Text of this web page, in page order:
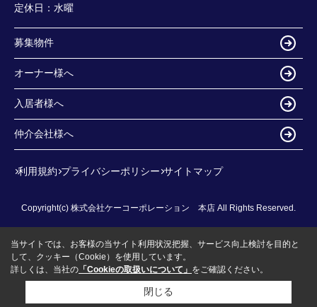
定休日： 水曜
募集物件
オーナー様へ
入居者様へ
仲介会社様へ
利用規約 プライバシーポリシー サイトマップ
Copyright(c) 株式会社ケーコーポレーション 本店 All Rights Reserved.
当サイトでは、お客様の当サイト利用状況把握、サービス向上検討を目的と
して、クッキー（Cookie）を使用しています。
詳しくは、当社の 「Cookieの取扱いについて」 をご確認ください。
閉じる